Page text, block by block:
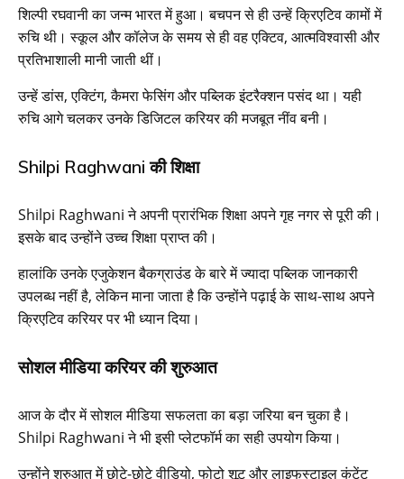
शिल्पी रघवानी का जन्म भारत में हुआ। बचपन से ही उन्हें क्रिएटिव कामों में
रुचि थी। स्कूल और कॉलेज के समय से ही वह एक्टिव, आत्मविश्वासी और
प्रतिभाशाली मानी जाती थीं।
उन्हें डांस, एक्टिंग, कैमरा फेसिंग और पब्लिक इंटरैक्शन पसंद था। यही
रुचि आगे चलकर उनके डिजिटल करियर की मजबूत नींव बनी।
Shilpi Raghwani की शिक्षा
Shilpi Raghwani ने अपनी प्रारंभिक शिक्षा अपने गृह नगर से पूरी की।
इसके बाद उन्होंने उच्च शिक्षा प्राप्त की।
हालांकि उनके एजुकेशन बैकग्राउंड के बारे में ज्यादा पब्लिक जानकारी
उपलब्ध नहीं है, लेकिन माना जाता है कि उन्होंने पढ़ाई के साथ-साथ अपने
क्रिएटिव करियर पर भी ध्यान दिया।
सोशल मीडिया करियर की शुरुआत
आज के दौर में सोशल मीडिया सफलता का बड़ा जरिया बन चुका है।
Shilpi Raghwani ने भी इसी प्लेटफॉर्म का सही उपयोग किया।
उन्होंने शुरुआत में छोटे-छोटे वीडियो, फोटो शूट और लाइफस्टाइल कंटेंट